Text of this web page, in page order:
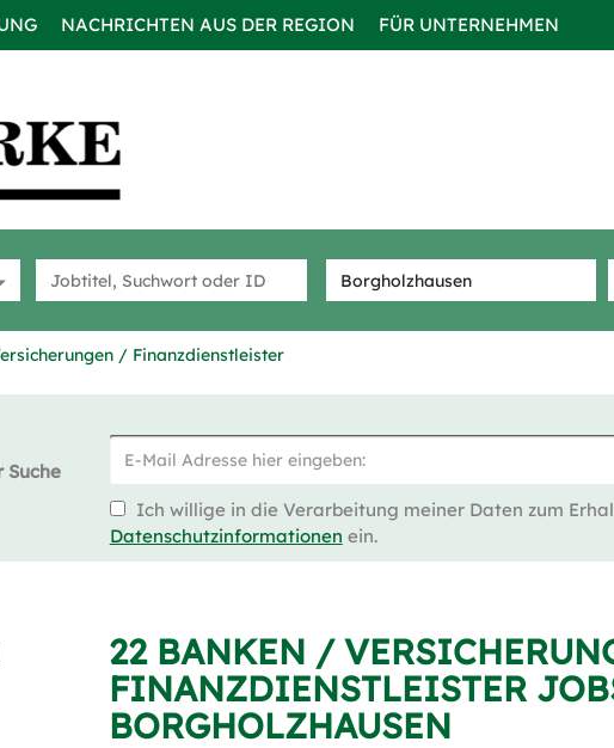
NACHRICHTEN AUS DER REGION FÜR UNTERNEHMEN
/ Finanzdienstleister
Suche
Ich willige in die Verarbeitung meiner Daten zum
Datenschutzinformationen ein.
22 BANKEN /
FINANZDIENSTLEISTER
BORGHOLZHAUSEN